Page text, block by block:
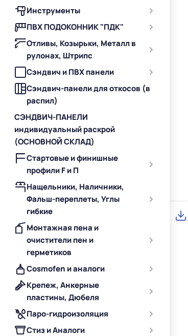
Инструменты
ПВХ ПОДОКОННИК "ПДК"
Отливы, Козырьки, Металл в
рулонах, Штрипс
Сэндвич и ПВХ панели
Сэндвич-панели для откосов (в
распил)
СЭНДВИЧ-ПАНЕЛИ
индивидуальный раскрой
(ОСНОВНОЙ СКЛАД)
Стартовые и финишные
профили F и П
Нащельники, Наличники,
Фальш-переплеты, Углы
гибкие
Монтажная пена и
очистители пен и
герметиков
Cosmofen и аналоги
Крепеж, Анкерные
пластины, Дюбеля
Паро-гидроизоляция
Стиз и Аналоги